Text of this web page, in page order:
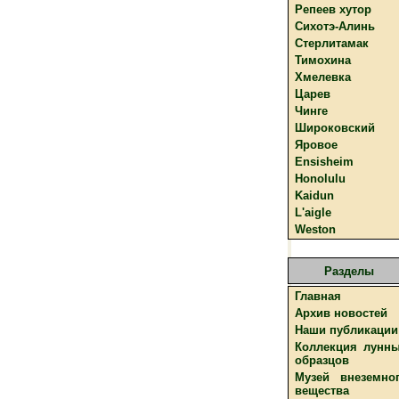
Репеев хутор
Сихотэ-Алинь
Стерлитамак
Тимохина
Хмелевка
Царев
Чинге
Широковский
Яровое
Ensisheim
Honolulu
Kaidun
L'aigle
Weston
Разделы
Главная
Архив новостей
Наши публикации
Коллекция
образцов
Музей
вещества